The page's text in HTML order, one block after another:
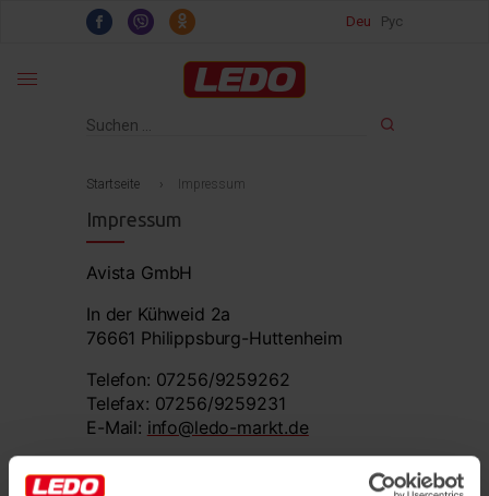
Deu Рус
Startseite › Impressum
Impressum
Avista GmbH
In der Kühweid 2a
76661 Philippsburg-Huttenheim
Telefon: 07256/9259262
Telefax: 07256/9259231
E-Mail: info@ledo-markt.de